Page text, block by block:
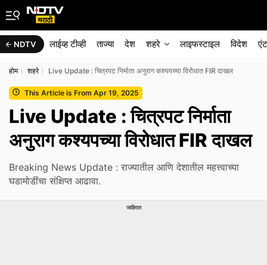
NDTV लाईव्ह टीव्ही ताज्या देश शहरे लाइफस्टाइल विदेश
होम शहरे Live Update : चित्रपट निर्माता अनुराग कश्यपच्या विरोधात FIR दाखल
This Article is From Apr 19, 2025
Live Update : चित्रपट निर्माता
अनुराग कश्यपच्या विरोधात FIR दाखल
Breaking News Update : राज्यातील आणि देशातील महत्त्वाच्या
घडामोडींचा संक्षिप्त आढावा.
जाहिरात